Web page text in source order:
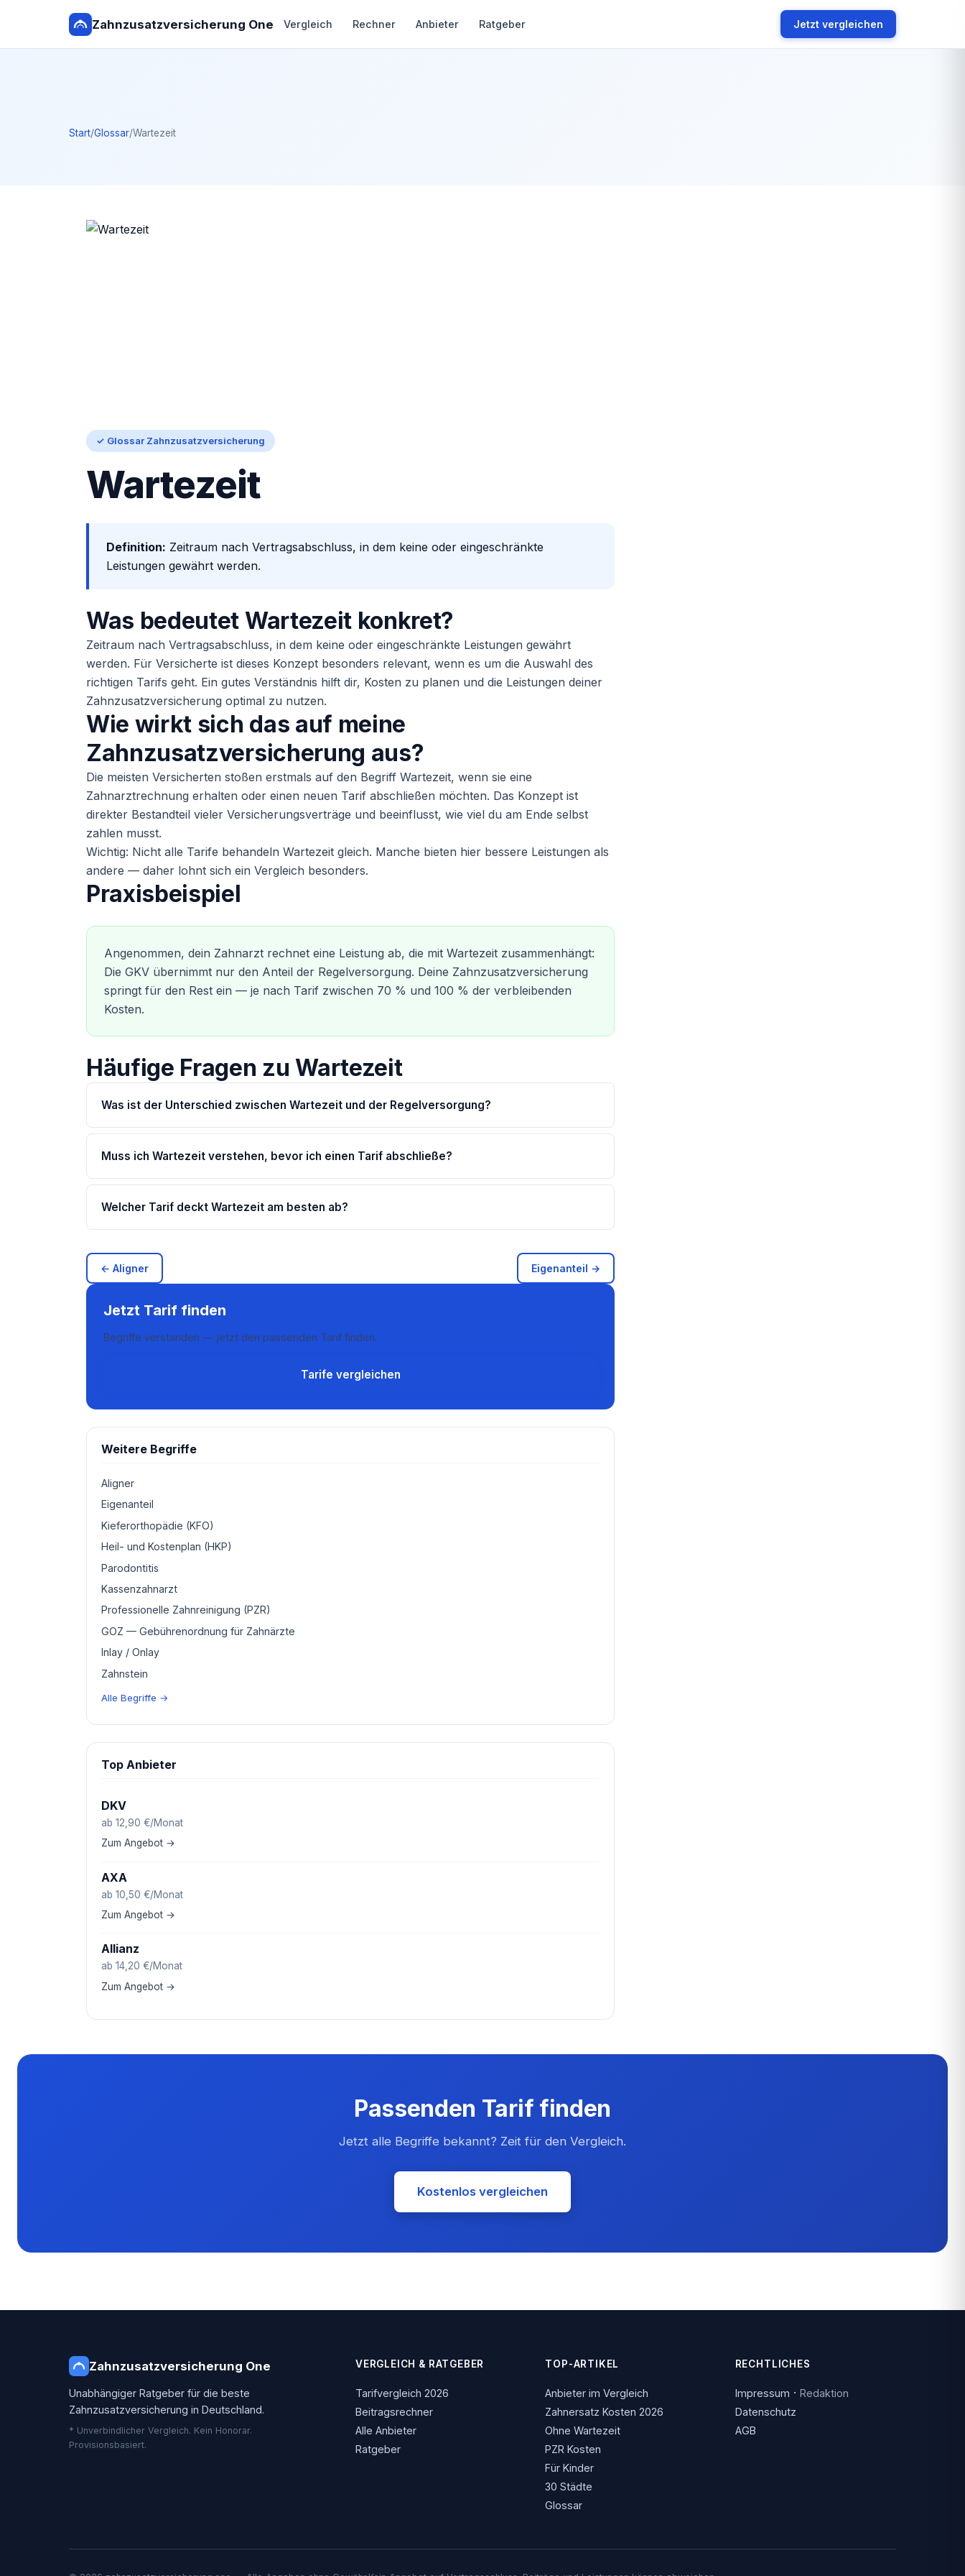
Zahnzusatzversicherung One Vergleich Rechner Anbieter Ratgeber Jetzt vergleichen
Start/Glossar/Wartezeit
✓ Glossar Zahnzusatzversicherung
Wartezeit
Definition: Zeitraum nach Vertragsabschluss, in dem keine oder eingeschränkte
Leistungen gewährt werden.
Was bedeutet Wartezeit konkret?
Zeitraum nach Vertragsabschluss, in dem keine oder eingeschränkte Leistungen gewährt
werden. Für Versicherte ist dieses Konzept besonders relevant, wenn es um die Auswahl des
richtigen Tarifs geht. Ein gutes Verständnis hilft dir, Kosten zu planen und die Leistungen deiner
Zahnzusatzversicherung optimal zu nutzen.
Wie wirkt sich das auf meine
Zahnzusatzversicherung aus?
Die meisten Versicherten stoßen erstmals auf den Begriff Wartezeit, wenn sie eine
Zahnarztrechnung erhalten oder einen neuen Tarif abschließen möchten. Das Konzept ist
direkter Bestandteil vieler Versicherungsverträge und beeinflusst, wie viel du am Ende selbst
zahlen musst.
Wichtig: Nicht alle Tarife behandeln Wartezeit gleich. Manche bieten hier bessere Leistungen als
andere — daher lohnt sich ein Vergleich besonders.
Praxisbeispiel
Angenommen, dein Zahnarzt rechnet eine Leistung ab, die mit Wartezeit zusammenhängt:
Die GKV übernimmt nur den Anteil der Regelversorgung. Deine Zahnzusatzversicherung
springt für den Rest ein — je nach Tarif zwischen 70 % und 100 % der verbleibenden
Kosten.
Häufige Fragen zu Wartezeit
Was ist der Unterschied zwischen Wartezeit und der Regelversorgung?
Muss ich Wartezeit verstehen, bevor ich einen Tarif abschließe?
Welcher Tarif deckt Wartezeit am besten ab?
← Aligner Eigenanteil →
Jetzt Tarif finden
Begriffe verstanden — jetzt den passenden Tarif finden.
Tarife vergleichen
Weitere Begriffe
Aligner
Eigenanteil
Kieferorthopädie (KFO)
Heil- und Kostenplan (HKP)
Parodontitis
Kassenzahnarzt
Professionelle Zahnreinigung (PZR)
GOZ — Gebührenordnung für Zahnärzte
Inlay / Onlay
Zahnstein
Alle Begriffe →
Top Anbieter
DKV
ab 12,90 €/Monat
Zum Angebot →
AXA
ab 10,50 €/Monat
Zum Angebot →
Allianz
ab 14,20 €/Monat
Zum Angebot →
Passenden Tarif finden
Jetzt alle Begriffe bekannt? Zeit für den Vergleich.
Kostenlos vergleichen
Zahnzusatzversicherung One
Unabhängiger Ratgeber für die beste
Zahnzusatzversicherung in Deutschland.
* Unverbindlicher Vergleich. Kein Honorar.
Provisionsbasiert.
VERGLEICH & RATGEBER
Tarifvergleich 2026
Beitragsrechner
Alle Anbieter
Ratgeber
TOP-ARTIKEL
Anbieter im Vergleich
Zahnersatz Kosten 2026
Ohne Wartezeit
PZR Kosten
Für Kinder
30 Städte
Glossar
RECHTLICHES
Impressum · Redaktion
Datenschutz
AGB